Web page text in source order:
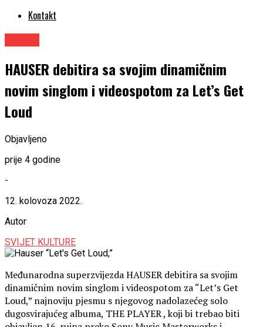
Kontakt
HAUSER debitira sa svojim dinamičnim
novim singlom i videospotom za Let’s Get
Loud
Objavljeno
prije 4 godine
-
12. kolovoza 2022.
Autor
SVIJET KULTURE
Međunarodna superzvijezda HAUSER debitira sa svojim
dinamičnim novim singlom i videospotom za “Let’s Get
Loud,” najnoviju pjesmu s njegovog nadolazećeg solo
dugosvirajućeg albuma, THE PLAYER , koji bi trebao biti